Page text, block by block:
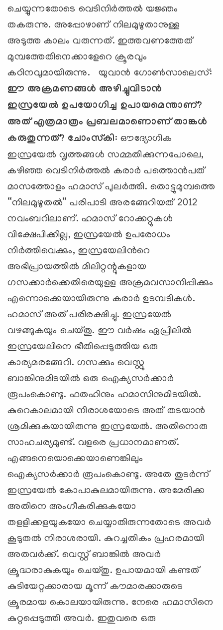
ചെയ്യുന്നതോടെ വെടിനിര്‍ത്തല്‍ യജ്ഞം
തകരുന്നു. അപ്പോഴാണ് നിലമുഴുതാനുള്ള
അടുത്ത കാലം വരുന്നത്. ഇത്തവണത്തേത്
മുമ്പത്തേതിനെക്കാളേറെ ക്രൂരവും
കഠിനവുമായിരുന്നു. യുവാന്‍ ഗോണ്‍സാലെസ്:
ഈ അക്രമണങ്ങള്‍ അഴിച്ചുവിടാന്‍
ഇസ്രയേല്‍ ഉപയോഗിച്ച ഉപായമെന്താണ്?
അത് എത്രമാത്രം പ്രബലമാണൊണ് താങ്കള്‍
കരുതുന്നത്? ചോംസ്‌കി: ഔദ്യോഗിക
ഇസ്രയേല്‍ വൃത്തങ്ങള്‍ സമ്മതിക്കുന്നപോലെ,
കഴിഞ്ഞ വെടിനിര്‍ത്തല്‍ കരാര്‍ പത്തൊന്‍പത്
മാസത്തോളം ഹമാസ് പുലര്‍ത്തി. തൊട്ടുമുമ്പത്തെ
“നിലമുഴുതല്‍” പരിപാടി അരങ്ങേറിയത് 2012
നവംബറിലാണ്. ഹമാസ് റോക്കറ്റുകള്‍
വിക്ഷേപിക്കില്ല, ഇസ്രയേല്‍ ഉപരോധം
നിര്‍ത്തിവെക്കും, ഇസ്രയേലിന്‍റെ
അഭിപ്രായത്തില്‍ മിലിറ്റന്റുകളായ
ഗസക്കാര്‍ക്കെതിരെയുളള അക്രമവസാനിപ്പിക്കും
എന്നൊക്കെയായിരുന്നു കരാര്‍ ഉടമ്പടികള്‍.
ഹമാസ് അത് പരിരക്ഷിച്ചു. ഇസ്രയേല്‍
വഴങ്ങുകയും ചെയ്തു. ഈ വര്‍ഷം ഏപ്രിലില്‍
ഇസ്രയേലിനെ ഭീതിപ്പെടുത്തിയ ഒരു
കാര്യമരങ്ങേറി. ഗസക്കും വെസ്റ്റു
ബാങ്കിനുമിടയില്‍ ഒരു ഐക്യസര്‍ക്കാര്‍
രൂപംകൊണ്ടു. ഫതഹിനും ഹമാസിനുമിടയില്‍.
കുറെകാലമായി നിരാശയോടെ അത് തടയാന്‍
ശ്രമിക്കുകയായിരുന്നു ഇസ്രയേല്‍. അതിനൊരു
സാഹചര്യമുണ്ട്. വളരെ പ്രധാനമാണത്.
എങ്ങനെയൊക്കെയാണെങ്കിലും
ഐക്യസര്‍ക്കാര്‍ രൂപംകൊണ്ടു. അതേ തുടര്‍ന്ന്
ഇസ്രയേല്‍ കോപാകുലമായിരുന്നു. അമേരിക്ക
അതിനെ അംഗീകരിക്കുകയോ
തളളിക്കളയുകയോ ചെയ്യാതിരുന്നതോടെ അവര്‍
കൂടുതല്‍ നിരാശരായി. കുറച്ചതികം പ്രഹരമായി
അതവര്‍ക്ക്. വെസ്റ്റ് ബാങ്കില്‍ അവര്‍
ക്രൂദ്ധരാകുകയും ചെയ്തു. ഉപായമായി കണ്ടത്
കുടിയേറ്റക്കാരായ മൂന്ന് കൗമാരക്കാരുടെ
ക്രൂരമായ കൊലയായിരുന്നു. നേരെ ഹമാസിനെ
കുറ്റപ്പെടുത്തി അവര്‍. ഇതുവരെ ഒരു